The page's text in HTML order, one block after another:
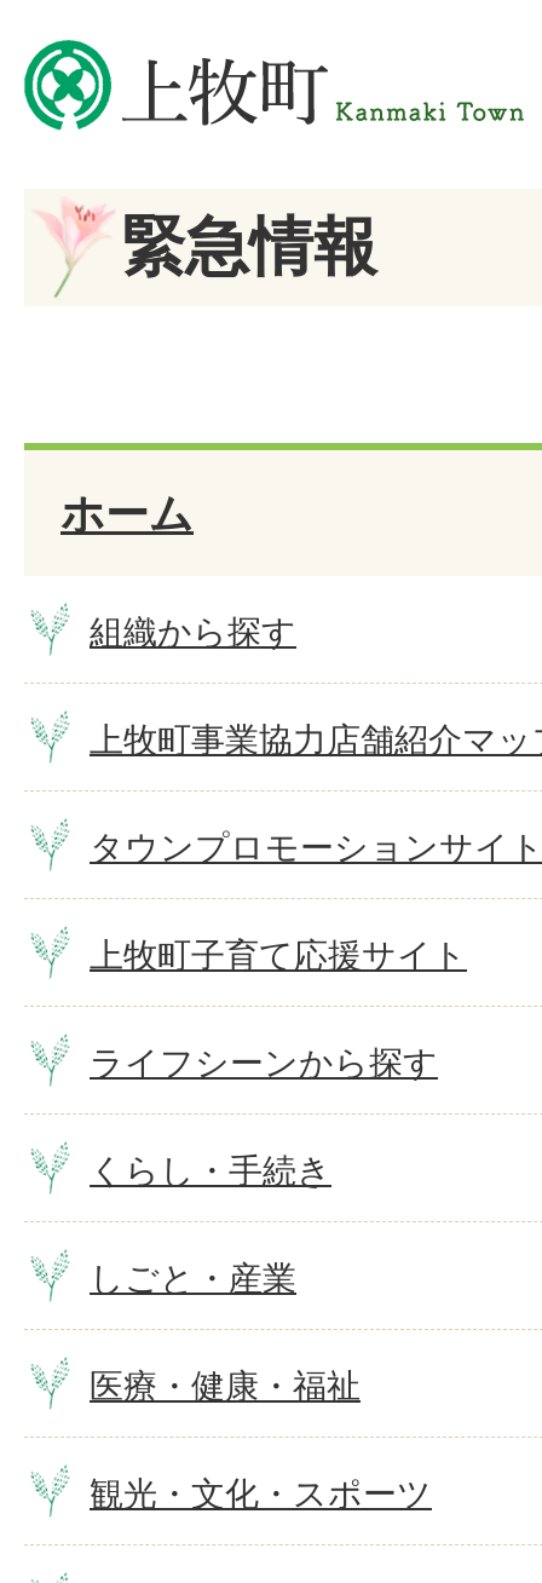
緊急情報
ホーム
組織から探す
上牧町事業協力店舗紹介マ
タウンプロモーションサイ
上牧町子育て応援サイト
ライフシーンから探す
くらし・手続き
しごと・産業
医療・健康・福祉
観光・文化・スポーツ